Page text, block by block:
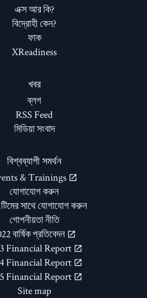
এক্স আর কি?
বিদ্রোহী কেন?
ফাক
XReadiness
খবর
ব্লগ
RSS Feed
মিডিয়া সংবাদ
বিশ্বব্যাপী সমর্থন
& Trainings
যোগাযোগ করুন
সাথে যোগাযোগ করুন
গোপনীয়তা নীতি
বার্ষিক প্রতিবেদন
Financial Report
Financial Report
Financial Report
Site map